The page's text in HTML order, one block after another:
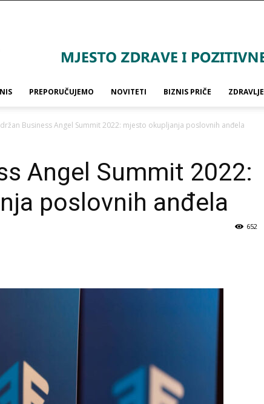
PREPORUČUJEMO NOVITETI BIZNIS PRIČE ZDRAVLJE
Business Angel Summit 2022: mjesto okupljanja poslovnih anđela
Angel Summit 2022:
poslovnih anđela
652